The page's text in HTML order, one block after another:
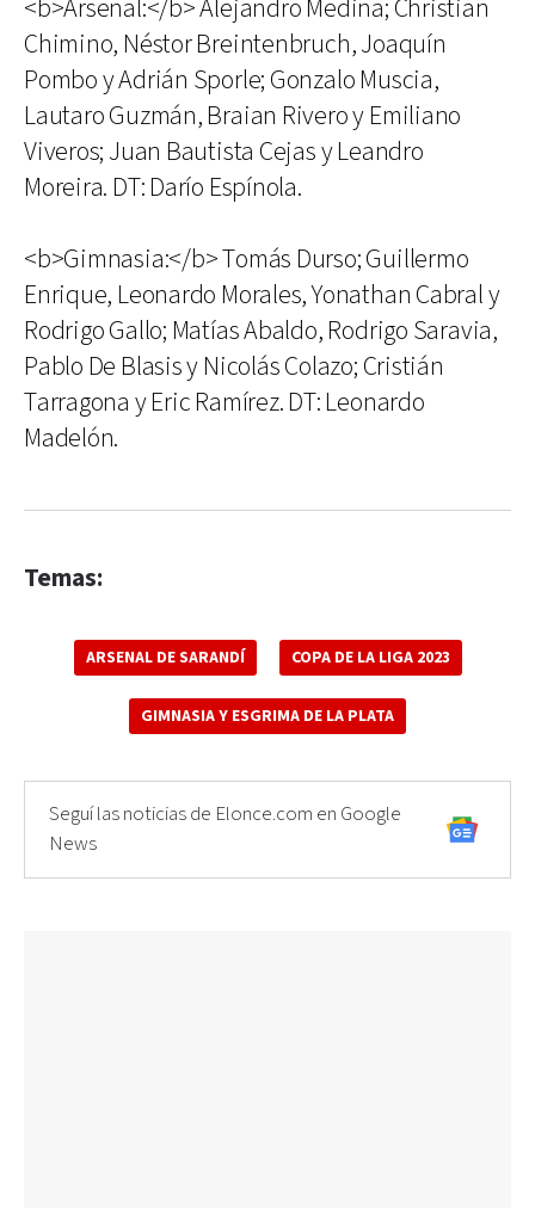
<b>Arsenal:</b> Alejandro Medina; Christian
Chimino, Néstor Breintenbruch, Joaquín
Pombo y Adrián Sporle; Gonzalo Muscia,
Lautaro Guzmán, Braian Rivero y Emiliano
Viveros; Juan Bautista Cejas y Leandro
Moreira. DT: Darío Espínola.
<b>Gimnasia:</b> Tomás Durso; Guillermo
Enrique, Leonardo Morales, Yonathan Cabral y
Rodrigo Gallo; Matías Abaldo, Rodrigo Saravia,
Pablo De Blasis y Nicolás Colazo; Cristián
Tarragona y Eric Ramírez. DT: Leonardo
Madelón.
Temas:
ARSENAL DE SARANDÍ COPA DE LA LIGA 2023
GIMNASIA Y ESGRIMA DE LA PLATA
Seguí las noticias de Elonce.com en Google
News